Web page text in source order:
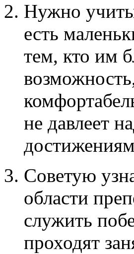
Нужно
есть
тем, кто им
не давлеет
Советую
области
служить
проходят